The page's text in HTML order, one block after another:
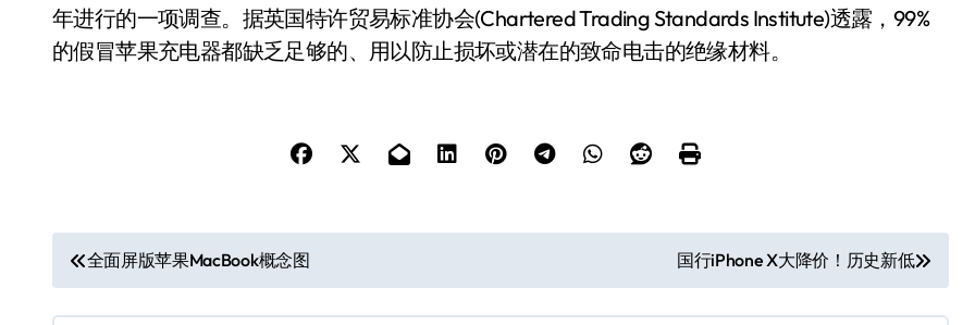
年进行的一项调查。据英国特许贸易标准协会(Chartered Trading Standards Institute)透露，99%
的假冒苹果充电器都缺乏足够的、用以防止损坏或潜在的致命电击的绝缘材料。
文
章
全面屏版苹果MacBook概念图 国行iPhone X大降价！历史新低